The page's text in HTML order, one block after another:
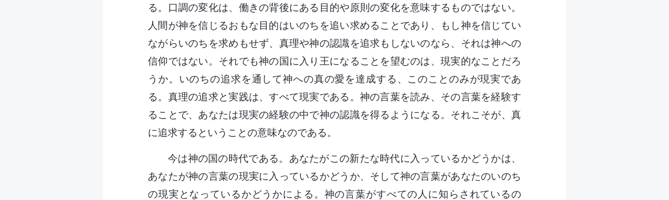
る。口調の変化は、働きの背後にある目的や原則の変化を意味するものではない。
人間が神を信じるおもな目的はいのちを追い求めることであり、もし神を信じてい
ながらいのちを求めもせず、真理や神の認識を追求もしないのなら、それは神への
信仰ではない。それでも神の国に入り王になることを望むのは、現実的なことだろ
うか。いのちの追求を通して神への真の愛を達成する、このことのみが現実であ
る。真理の追求と実践は、すべて現実である。神の言葉を読み、その言葉を経験す
ることで、あなたは現実の経験の中で神の認識を得るようになる。それこそが、真
に追求するということの意味なのである。
今は神の国の時代である。あなたがこの新たな時代に入っているかどうかは、
あなたが神の言葉の現実に入っているかどうか、そして神の言葉があなたのいのち
の現実となっているかどうかによる。神の言葉がすべての人に知らされているの